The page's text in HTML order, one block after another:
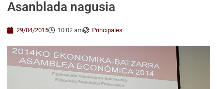
Asanblada nagusia
29/04/2015 10:02 am Principales